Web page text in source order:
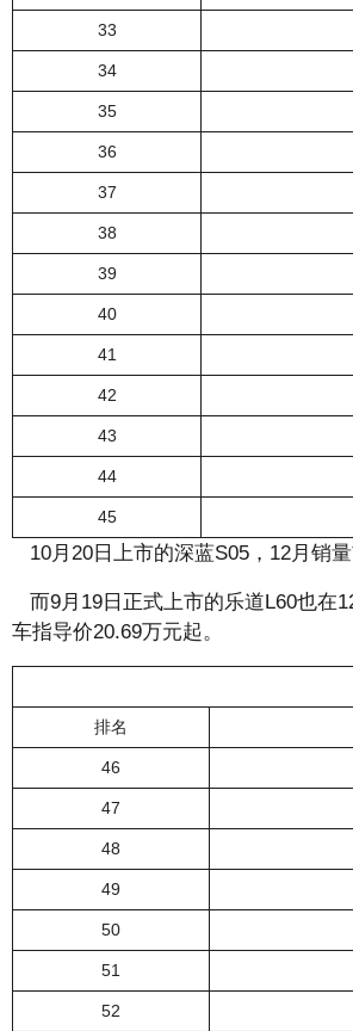
33
34
35
36
37
38
39
40
41
42
43
44
45
10月20日上市的深蓝S05，12月销
而9月19日正式上市的乐道L60也在
车指导价20.69万元起。
排名
46
47
48
49
50
51
52